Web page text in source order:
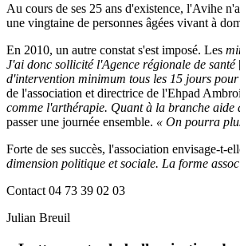
Au cours de ses 25 ans d'existence, l'Avihe
une vingtaine de personnes âgées vivant à
En 2010, un autre constat s'est imposé. Les
J'ai donc sollicité l'Agence régionale de santé
d'intervention minimum tous les 15 jours
de l'association et directrice de l'Ehpad
comme l'arthérapie. Quant à la branche
passer une journée ensemble. « On pourra
Forte de ses succès, l'association envisage-t-
dimension politique et sociale. La forme
Contact 04 73 39 02 03
Julian Breuil